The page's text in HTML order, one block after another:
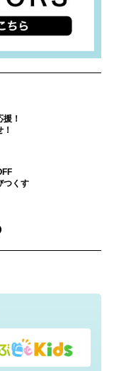
！
つくす